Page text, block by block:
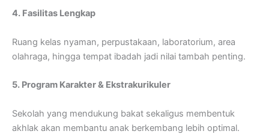
4. Fasilitas Lengkap
Ruang kelas nyaman, perpustakaan, laboratorium, area
olahraga, hingga tempat ibadah jadi nilai tambah penting.
5. Program Karakter & Ekstrakurikuler
Sekolah yang mendukung bakat sekaligus membentuk
akhlak akan membantu anak berkembang lebih optimal.